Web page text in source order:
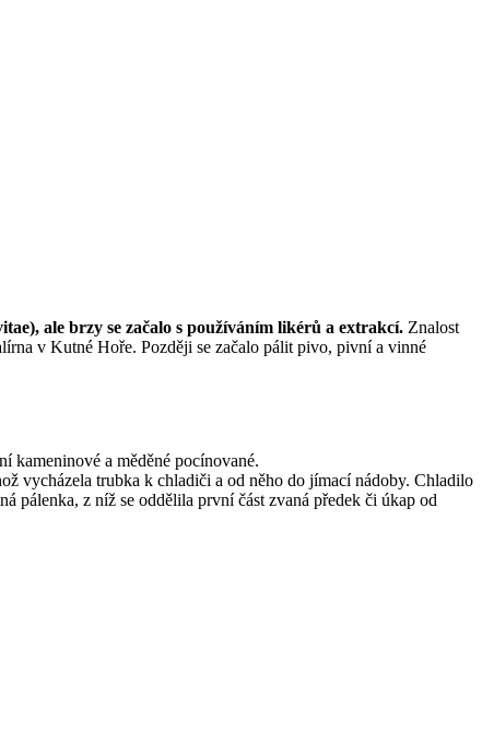
ale brzy se začalo s používáním likérů a extrakcí. Znalost
v Kutné Hoře. Později se začalo pálit pivo, pivní a vinné
kameninové a měděné pocínované.
vycházela trubka k chladiči a od něho do jímací nádoby. Chladilo
pálenka, z níž se oddělila první část zvaná předek či úkap od